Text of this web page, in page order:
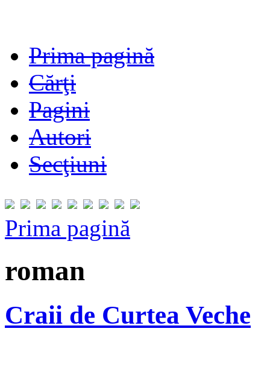
Prima pagină
Cărţi
Pagini
Autori
Secţiuni
Prima pagină
roman
Craii de Curtea Veche